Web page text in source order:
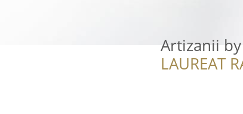
Artizanii
LAUREAT